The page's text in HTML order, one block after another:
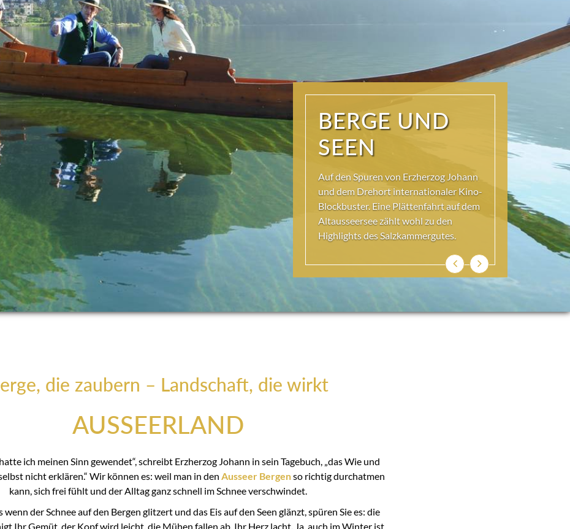
NATUR PUR
Seit jeher schöpfen Menschen im
Ausseerland neue Kraft und viel
Inspiration. Das Wirkungsvermögen
kommt aus der Natur und ihren ewigen
Gestalten – den Bergen und Seen.
ZurückWeiter
die zaubern – Landschaft, die wirkt
AUSSEERLAND
ich meinen Sinn gewendet“, schreibt Erzherzog Johann in sein Tagebuch, „das Wie und
nicht erklären.“ Wir können es: weil man in den Ausseer Bergenso richtig durchatmen
kann, sich frei fühlt und der Alltag ganz schnell im Schnee verschwindet.
der Schnee auf den Bergen glitzert und das Eis auf den Seen glänzt, spüren Sie es: die
Ihr Gemüt, der Kopf wird leicht, die Mühen fallen ab, Ihr Herz lacht. Ja, auch im Winter ist